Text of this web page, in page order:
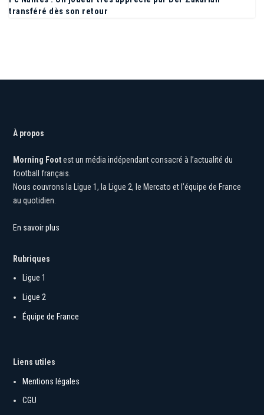
Fc Nantes : Un joueur très apprécié par Der Zakarian
À propos
Morning Foot
est un média indépendant consacré à l’actualité du
football français.
Nous couvrons la Ligue 1, la Ligue 2, le Mercato et l’équipe de France
au quotidien.
En savoir plus
Rubriques
Ligue 1
Ligue 2
Équipe de France
Mentions légales